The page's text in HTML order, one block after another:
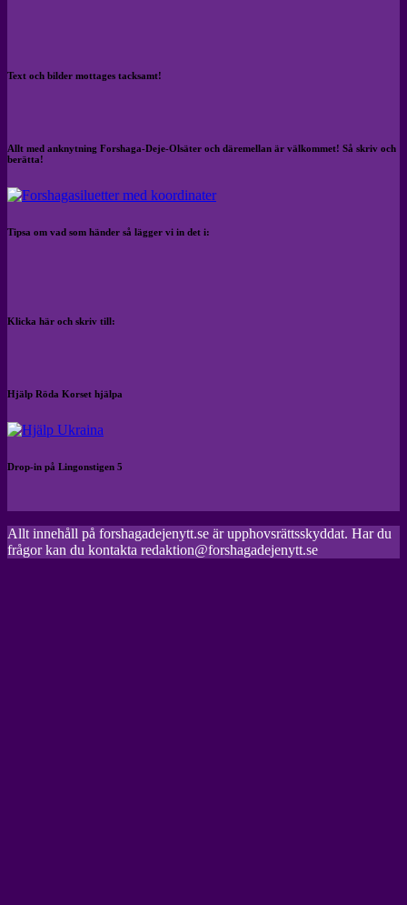
Text och bilder mottages tacksamt!
Allt med anknytning Forshaga-Deje-Olsäter och däremellan är välkommet! Så skriv och
berätta!
Tipsa om vad som händer så lägger vi in det i:
Klicka här och skriv till:
Hjälp Röda Korset hjälpa
Drop-in på Lingonstigen 5
Allt innehåll på forshagadejenytt.se är upphovsrättsskyddat. Har du
frågor kan du kontakta redaktion@forshagadejenytt.se